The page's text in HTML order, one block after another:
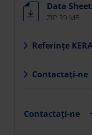
Data
ZIP 39 MB
Referințe
Contactați-ne
Contactați-ne